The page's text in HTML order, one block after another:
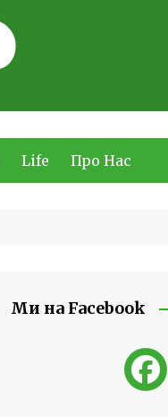
Life Про Нас
Ми на Facebook